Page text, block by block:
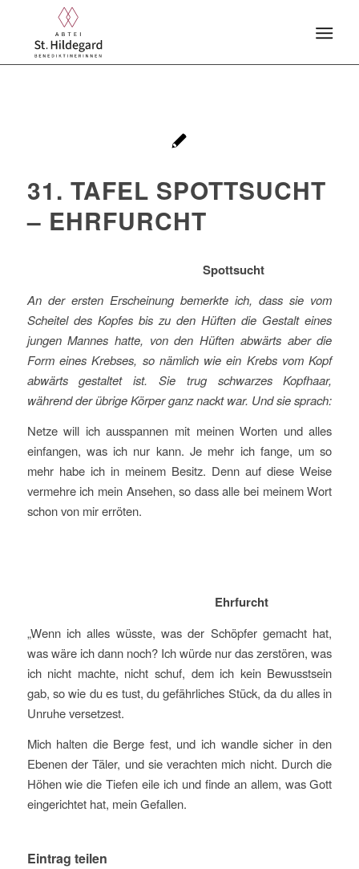
31. TAFEL SPOTTSUCHT
– EHRFURCHT
Spottsucht
An der ersten Erscheinung bemerkte ich, dass sie vom
Scheitel des Kopfes bis zu den Hüften die Gestalt eines
jungen Mannes hatte, von den Hüften abwärts aber die
Form eines Krebses, so nämlich wie ein Krebs vom Kopf
abwärts gestaltet ist. Sie trug schwarzes Kopfhaar,
während der übrige Körper ganz nackt war. Und sie sprach:
Netze will ich ausspannen mit meinen Worten und alles
einfangen, was ich nur kann. Je mehr ich fange, um so
mehr habe ich in meinem Besitz. Denn auf diese Weise
vermehre ich mein Ansehen, so dass alle bei meinem Wort
schon von mir erröten.
Ehrfurcht
„Wenn ich alles wüsste, was der Schöpfer gemacht hat,
was wäre ich dann noch? Ich würde nur das zerstören, was
ich nicht machte, nicht schuf, dem ich kein Bewusstsein
gab, so wie du es tust, du gefährliches Stück, da du alles in
Unruhe versetzest.
Mich halten die Berge fest, und ich wandle sicher in den
Ebenen der Täler, und sie verachten mich nicht. Durch die
Höhen wie die Tiefen eile ich und finde an allem, was Gott
eingerichtet hat, mein Gefallen.
Eintrag teilen